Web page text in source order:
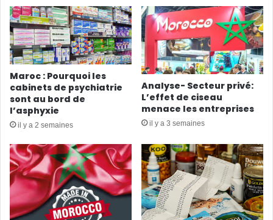
Maroc : Pourquoi les
cabinets de psychiatrie
sont au bord de
l’asphyxie
il y a 2 semaines
Analyse- Secteur privé:
L’effet de ciseau
menace les entreprises
il y a 3 semaines